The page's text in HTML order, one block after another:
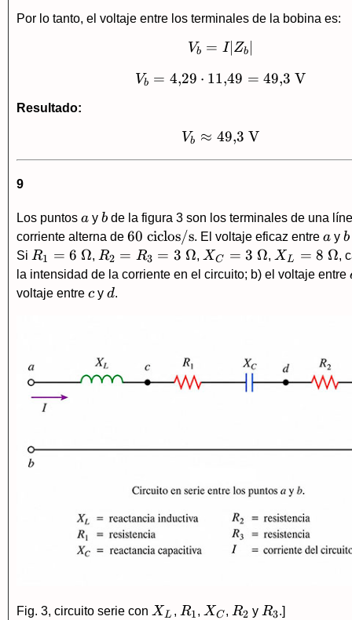
Por lo tanto, el voltaje entre los terminales de la bobina es:
V_b=I|Z_b|
Vb = I∣ Zb
Vb = 4,29 ⋅ 11,49 = 49,3 V
Resultado:
V_b\approx
Vb ≈ 49,3 V
9
Los puntos a
a y b
b de la figura 3 son los terminales de una
corriente alterna de 60\
\text{ciclos/s}
60 ciclos/s. El voltaje eficaz entre a
a y b
b
Si R_1=6\
\Omega
R1 = 6 Ω, R_2=R_3=3\
\Omega
R2 = R3 = 3 Ω, X_C=3\
\Omega
XC = 3 Ω, X_L=8\
\Omega
X L = 8 Ω,
la intensidad de la corriente en el circuito; b) el voltaje entre
voltaje entre c
c y d
d.
Fig. 3, circuito serie con X_L
XL , R_1
R1, X_C
XC , R_2
R2 y R_3
R3.]